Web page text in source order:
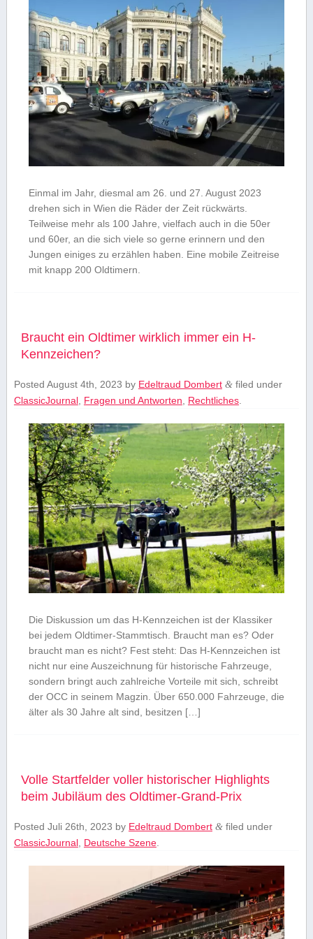
Einmal im Jahr, diesmal am 26. und 27. August 2023
drehen sich in Wien die Räder der Zeit rückwärts.
Teilweise mehr als 100 Jahre, vielfach auch in die 50er
und 60er, an die sich viele so gerne erinnern und den
Jungen einiges zu erzählen haben. Eine mobile Zeitreise
mit knapp 200 Oldtimern.
Braucht ein Oldtimer wirklich immer ein H-
Kennzeichen?
Posted August 4th, 2023 by Edeltraud Dombert &filed under
ClassicJournal, Fragen und Antworten Rechtliches.
Die Diskussion um das H-Kennzeichen ist der Klassiker
bei jedem Oldtimer-Stammtisch. Braucht man es? Oder
braucht man es nicht? Fest steht: Das H-Kennzeichen ist
nicht nur eine Auszeichnung für historische Fahrzeuge,
sondern bringt auch zahlreiche Vorteile mit sich, schreibt
der OCC in seinem Magzin. Über 650.000 Fahrzeuge, die
älter als 30 Jahre alt sind, besitzen […]
Volle Startfelder voller historischer Highlights
beim Jubiläum des Oldtimer-Grand-Prix
Posted Juli 26th, 2023 by Edeltraud Dombert &filed under
ClassicJournal, Deutsche Szene.